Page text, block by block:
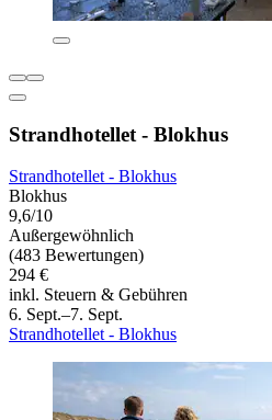
Strandhotellet - Blokhus
Strandhotellet - Blokhus
Blokhus
9,6/10
Außergewöhnlich
(483 Bewertungen)
294 €
inkl. Steuern & Gebühren
6. Sept.–7. Sept.
Strandhotellet - Blokhus